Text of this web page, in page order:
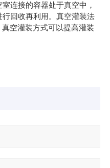
连接的容器处于真空中，
回收再利用。真空灌装法
空灌装方式可以提高灌装